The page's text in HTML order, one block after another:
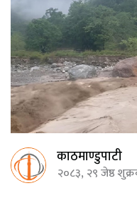
काठमाण्डुपाटी
२०८३, २९ जेष्ठ